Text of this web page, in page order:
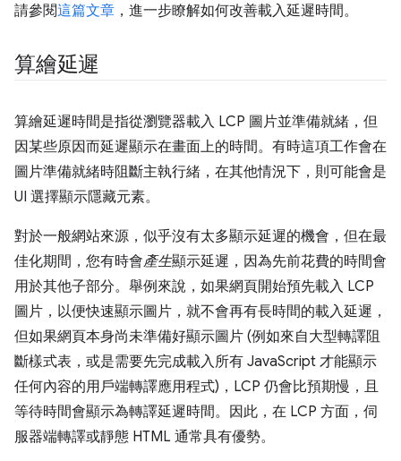
請參閱這篇文章 ，進一步瞭解如何改善載入延遲時間。
算繪延遲
算繪延遲時間是指從瀏覽器載入 LCP 圖片並準備就緒，但
因某些原因而延遲顯示在畫面上的時間。有時這項工作會在
圖片準備就緒時阻斷主執行緒，在其他情況下，則可能會是
UI 選擇顯示隱藏元素。
對於一般網站來源，似乎沒有太多顯示延遲的機會，但在最
佳化期間，您有時會產生顯示延遲，因為先前花費的時間會
用於其他子部分。舉例來說，如果網頁開始預先載入 LCP
圖片，以便快速顯示圖片，就不會再有長時間的載入延遲，
但如果網頁本身尚未準備好顯示圖片 (例如來自大型轉譯阻
斷樣式表，或是需要先完成載入所有 JavaScript 才能顯示
任何內容的用戶端轉譯應用程式)，LCP 仍會比預期慢，且
等待時間會顯示為轉譯延遲時間。因此，在 LCP 方面，伺
服器端轉譯或靜態 HTML 通常具有優勢。